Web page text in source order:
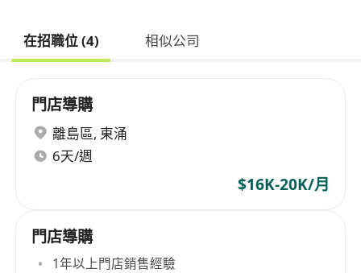
在招職位 (4) 相似公司
門店導購
離島區, 東涌
6天/週
$16K-20K/月
門店導購
1年以上門店銷售經驗